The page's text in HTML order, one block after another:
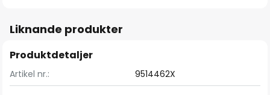
Liknande produkter
Produktdetaljer
Artikel nr.: 9514462X